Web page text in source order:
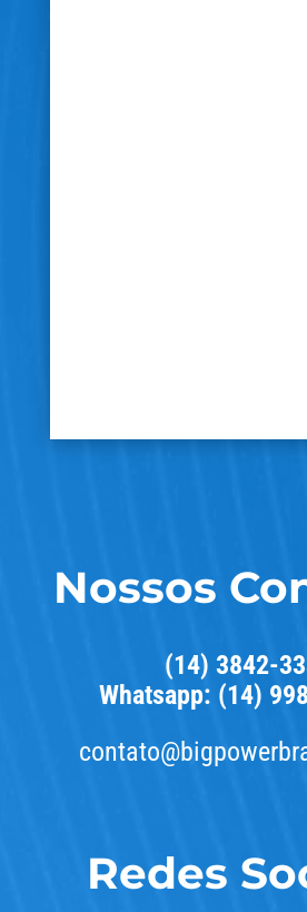
Nossos
(14) 3842-
Whatsapp: (14)
Redes